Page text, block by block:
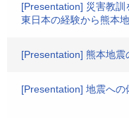
[Presentation] 災害教訓
東日本の経験から熊本
[Presentation] 熊本地震
[Presentation] 地震へ